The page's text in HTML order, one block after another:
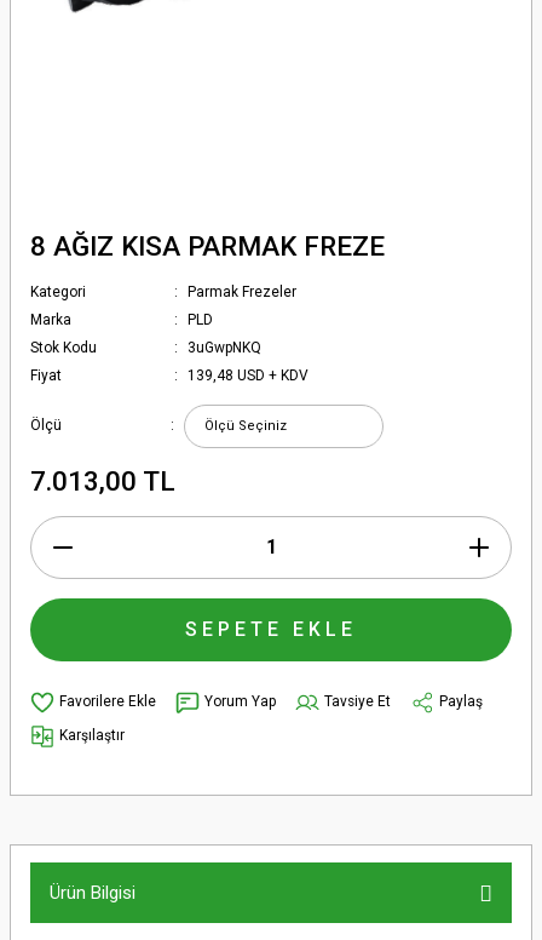
8 AĞIZ KISA PARMAK FREZE
Kategori
Parmak Frezeler
Marka
PLD
Stok Kodu
3uGwpNKQ
Fiyat
139,48 USD + KDV
Ölçü
7.013,00 TL
SEPETE EKLE
Yorum Yap Tavsiye Et
Paylaş
Karşılaştır
Ürün Bilgisi